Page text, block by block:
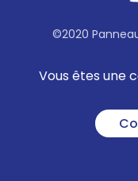
©2020
Vous êtes une